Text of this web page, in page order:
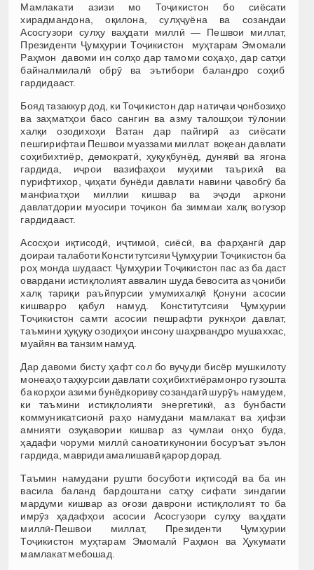
Мамлакати азизи мо Тоҷикистон бо сиёсати
хирадмандона, оқилона, сулҳҷуёна ва созандаи
Асосгузори сулҳу ваҳдати миллӣ — Пешвои миллат,
Президенти Ҷумҳурии Тоҷикистон муҳтарам Эмомали
Раҳмон давоми ин солҳо дар тамоми соҳаҳо, дар сатҳи
байналмилалӣ обрӯ ва эътибори баландро соҳиб
гардидааст.
Бояд тазаккур дод, ки Тоҷикистон дар натиҷаи ҷонбозиҳо
ва заҳматҳои басо сангин ва азму талошҳои тӯлонии
халқи озодихоҳи Ватан дар пайгирӣ аз сиёсати
пешгирифтаи Пешвои муаззами миллат воқеан давлати
соҳибихтиёр, демократӣ, ҳуқуқбунёд, дунявӣ ва ягона
гардида, иҷрои вазифаҳои муҳими таърихӣ ва
пурифтихор, ҷиҳати бунёди давлати навини ҷавобгӯ ба
манфиатҳои миллии кишвар ва эҷоди аркони
давлатдории муосири тоҷикон ба зиммаи халқ вогузор
гардидааст.
Асосҳои иқтисодӣ, иҷтимоӣ, сиёсӣ, ва фарҳангӣ дар
доираи талаботи Конститутсияи Ҷумҳурии Тоҷикистон ба
роҳ монда шудааст. Ҷумҳурии Тоҷикистон пас аз ба даст
овардани истиқлолият аввалин шуда бевосита аз ҷониби
халқ тариқи раъйпурсии умумихалқӣ Қонуни асосии
кишварро қабул намуд. Конститутсияи Ҷумҳурии
Тоҷикистон самти асосии пешрафти рукнҳои давлат,
таъмини ҳуқуқу озодиҳои инсону шаҳрвандро мушаххас,
муайян ва танзим намуд.
Дар давоми бисту ҳафт сол бо вуҷуди бисёр мушкилоту
монеаҳо таҳкурсии давлати соҳибихтиёрамонро гузошта
ба корҳои азими бунёдкориву созандагӣ шурӯъ намудем,
ки таъмини истиқлолияти энергетикӣ, аз бунбасти
коммуникатсионӣ раҳо намудани мамлакат ва ҳифзи
амнияти озуқавории кишвар аз ҷумлаи онҳо буда,
ҳадафи чоруми миллӣ саноатикунонии босуръат эълон
гардида, мавриди амалишавӣ қарор дорад.
Таъмин намудани рушти босуботи иқтисодӣ ва ба ин
васила баланд бардоштани сатҳу сифати зиндагии
мардуми кишвар аз оғози даврони истиқлолият то ба
имрӯз ҳадафҳои асосии Асосгузори сулҳу ваҳдати
миллӣ-Пешвои миллат, Президенти Ҷумҳурии
Тоҷикистон муҳтарам Эмомалӣ Раҳмон ва Ҳукумати
мамлакат мебошад.